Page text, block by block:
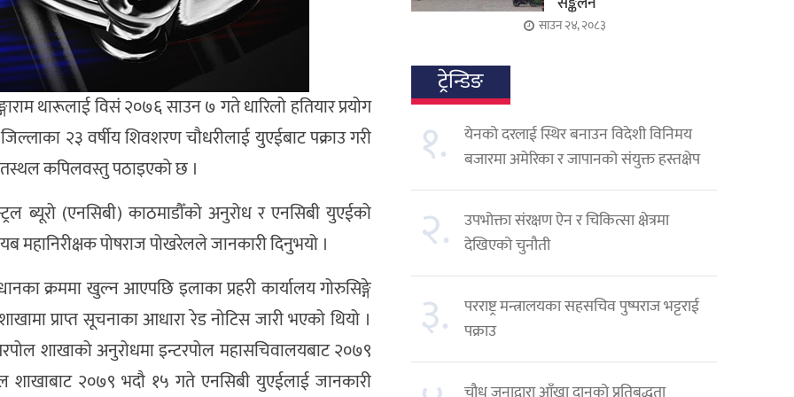
थारूलाई विसं २०७६ साउन ७ गते धारिलो हतियार प्रयोग
२३ वर्षीय शिवशरण चौधरीलाई युएईबाट पक्राउ गरी
कपिलवस्तु पठाइएको छ ।
ब्यूरो (एनसिबी) काठमाडौँको अनुरोध र एनसिबी युएईको
महानिरीक्षक पोषराज पोखरेलले जानकारी दिनुभयो ।
क्रममा खुल्न आएपछि इलाका प्रहरी कार्यालय गोरुसिङ्गे
प्राप्त सूचनाका आधारा रेड नोटिस जारी भएको थियो ।
शाखाको अनुरोधमा इन्टरपोल महासचिवालयबाट २०७९
शाखाबाट २०७९ भदौ १५ गते एनसिबी युएईलाई जानकारी
साउन २४, २०८३
ट्रेन्डिङ
१.
येनको दरलाई स्थिर बनाउन विदेशी विनिमय
बजारमा अमेरिका र जापानको संयुक्त हस्तक्षेप
२.
उपभोक्ता संरक्षण ऐन र चिकित्सा क्षेत्रमा
देखिएको चुनौती
३.
परराष्ट्र मन्त्रालयका सहसचिव पुष्पराज भट्टराई
पक्राउ